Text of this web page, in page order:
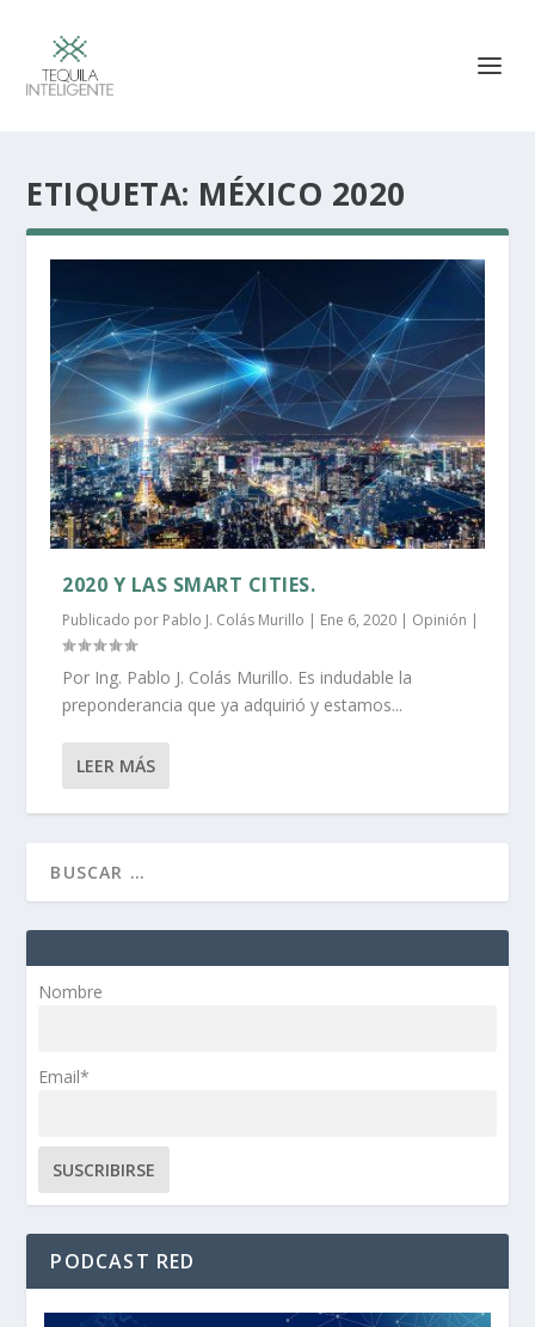
ETIQUETA: MÉXICO 2020
2020 Y LAS SMART CITIES.
Publicado por Pablo J. Colás Murillo | Ene 6, 2020 | Opinión |
Por Ing. Pablo J. Colás Murillo. Es indudable la
preponderancia que ya adquirió y estamos...
LEER MÁS
Nombre
Email*
PODCAST RED